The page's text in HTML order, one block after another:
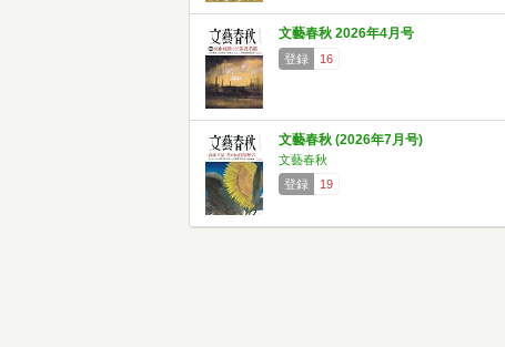
文藝春秋 2026年4月号
登録 16
文藝春秋 (2026年7月号)
文藝春秋
登録
19